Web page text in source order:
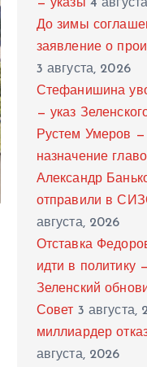
— указы 4
До зимы
заявление о
3 августа, 2026
Стефанишина
— указ
Рустем Умеров —
назначение
Александр
отправили в
августа, 2026
Отставка
идти в
Зеленский
Совет 3 августа,
миллиардер
августа, 2026